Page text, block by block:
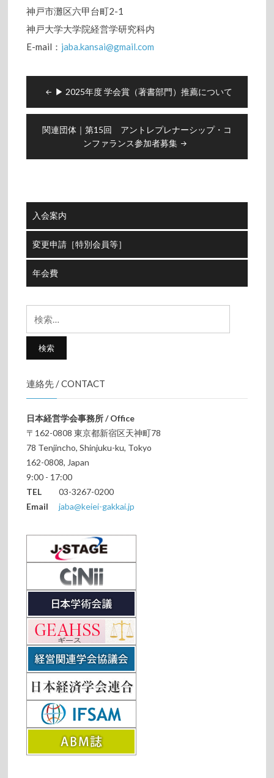
神戸市灘区六甲台町2-1
神戸大学大学院経営学研究科内
E-mail： jaba.kansai@gmail.com
ナ
ー
ン
▶︎ 2025年度 学会賞（著書部門）推薦について
関連団体｜第15回 アントレプレナーシップ・コ
ンファランス参加者募集
入会案内
変更申請［特別会員等］
年会費
索:
連絡先 / CONTACT
日本経営学会事務所 / Office
〒162-0808 東京都新宿区天神町78
78 Tenjincho, Shinjuku-ku, Tokyo
162-0808, Japan
9:00 - 17:00
TEL03-3267-0200
Emailjaba@keiei-gakkai.jp